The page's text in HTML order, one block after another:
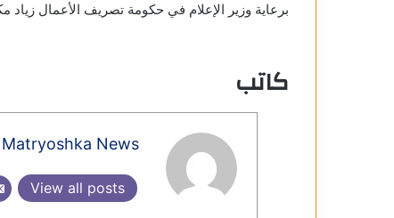
برعاية وزير الإعلام في حكومة تصريف الأعمال زياد
كاتب
Matryoshka News
View all posts